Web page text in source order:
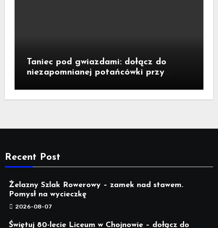
Taniec pod gwiazdami: dołącz do
niezapomnianej potańcówki przy
Recent Post
Żelazny Szlak Rowerowy – zamek nad stawem.
Pomysł na wycieczkę
2026-08-07
Świętuj 80-lecie Liceum w Chojnowie – dołącz do